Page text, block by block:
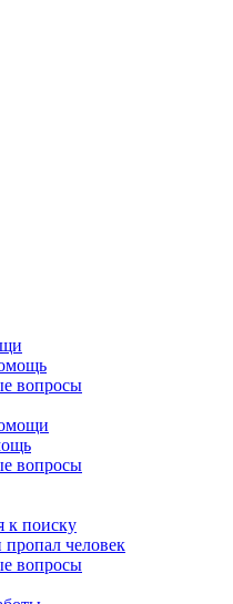
вопросы
вопросы
к поиску
пропал человек
вопросы